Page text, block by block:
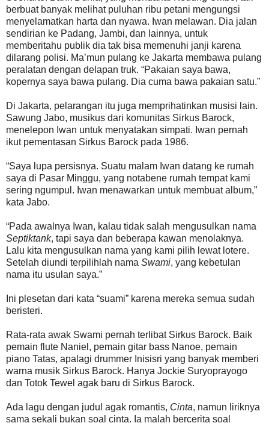
berbuat banyak melihat puluhan ribu petani mengungsi
menyelamatkan harta dan nyawa. Iwan melawan. Dia jalan
sendirian ke Padang, Jambi, dan lainnya, untuk
memberitahu publik dia tak bisa memenuhi janji karena
dilarang polisi. Ma’mun pulang ke Jakarta membawa pulang
peralatan dengan delapan truk. “Pakaian saya bawa,
kopernya saya bawa pulang. Dia cuma bawa pakaian satu.”
Di Jakarta, pelarangan itu juga memprihatinkan musisi lain.
Sawung Jabo, musikus dari komunitas Sirkus Barock,
menelepon Iwan untuk menyatakan simpati. Iwan pernah
ikut pementasan Sirkus Barock pada 1986.
“Saya lupa persisnya. Suatu malam Iwan datang ke rumah
saya di Pasar Minggu, yang notabene rumah tempat kami
sering ngumpul. Iwan menawarkan untuk membuat album,”
kata Jabo.
“Pada awalnya Iwan, kalau tidak salah mengusulkan nama
Septiktank, tapi saya dan beberapa kawan menolaknya.
Lalu kita mengusulkan nama yang kami pilih lewat lotere.
Setelah diundi terpilihlah nama Swami, yang kebetulan
nama itu usulan saya.”
Ini plesetan dari kata “suami” karena mereka semua sudah
beristeri.
Rata-rata awak Swami pernah terlibat Sirkus Barock. Baik
pemain flute Naniel, pemain gitar bass Nanoe, pemain
piano Tatas, apalagi drummer Inisisri yang banyak memberi
warna musik Sirkus Barock. Hanya Jockie Suryoprayogo
dan Totok Tewel agak baru di Sirkus Barock.
Ada lagu dengan judul agak romantis, Cinta, namun liriknya
sama sekali bukan soal cinta. Ia malah bercerita soal